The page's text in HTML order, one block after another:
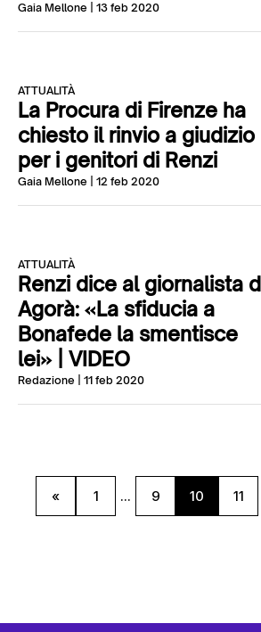
Gaia Mellone | 13 feb 2020
ATTUALITÀ
La Procura di Firenze ha
chiesto il rinvio a giudizio
per i genitori di Renzi
Gaia Mellone | 12 feb 2020
ATTUALITÀ
Renzi dice al giornalista
Agorà: «La sfiducia a
Bonafede la smentisce
lei» | VIDEO
Redazione | 11 feb 2020
« 1 ... 9 10 11